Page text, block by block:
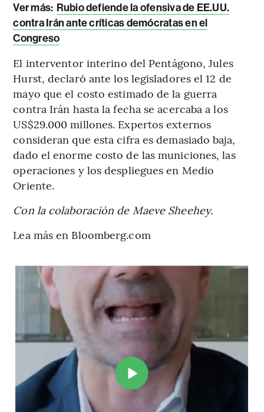
Ver más: Rubio defiende la ofensiva de EE.UU.
contra Irán ante críticas demócratas en el
Congreso
El interventor interino del Pentágono, Jules
Hurst, declaró ante los legisladores el 12 de
mayo que el costo estimado de la guerra
contra Irán hasta la fecha se acercaba a los
US$29.000 millones. Expertos externos
consideran que esta cifra es demasiado baja,
dado el enorme costo de las municiones, las
operaciones y los despliegues en Medio
Oriente.
Con la colaboración de Maeve Sheehey.
Lea más en Bloomberg.com